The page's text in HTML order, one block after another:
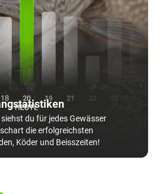
du für jedes Gewässer
die erfolgreichsten
Köder und Beisszeiten!